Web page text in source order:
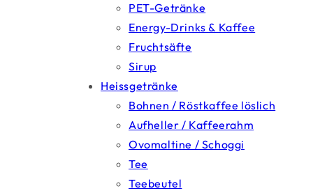
PET-Getränke
Energy-Drinks & Kaffee
Fruchtsäfte
Sirup
Heissgetränke
Bohnen / Röstkaffee löslich
Aufheller / Kaffeerahm
Ovomaltine / Schoggi
Tee
Teebeutel